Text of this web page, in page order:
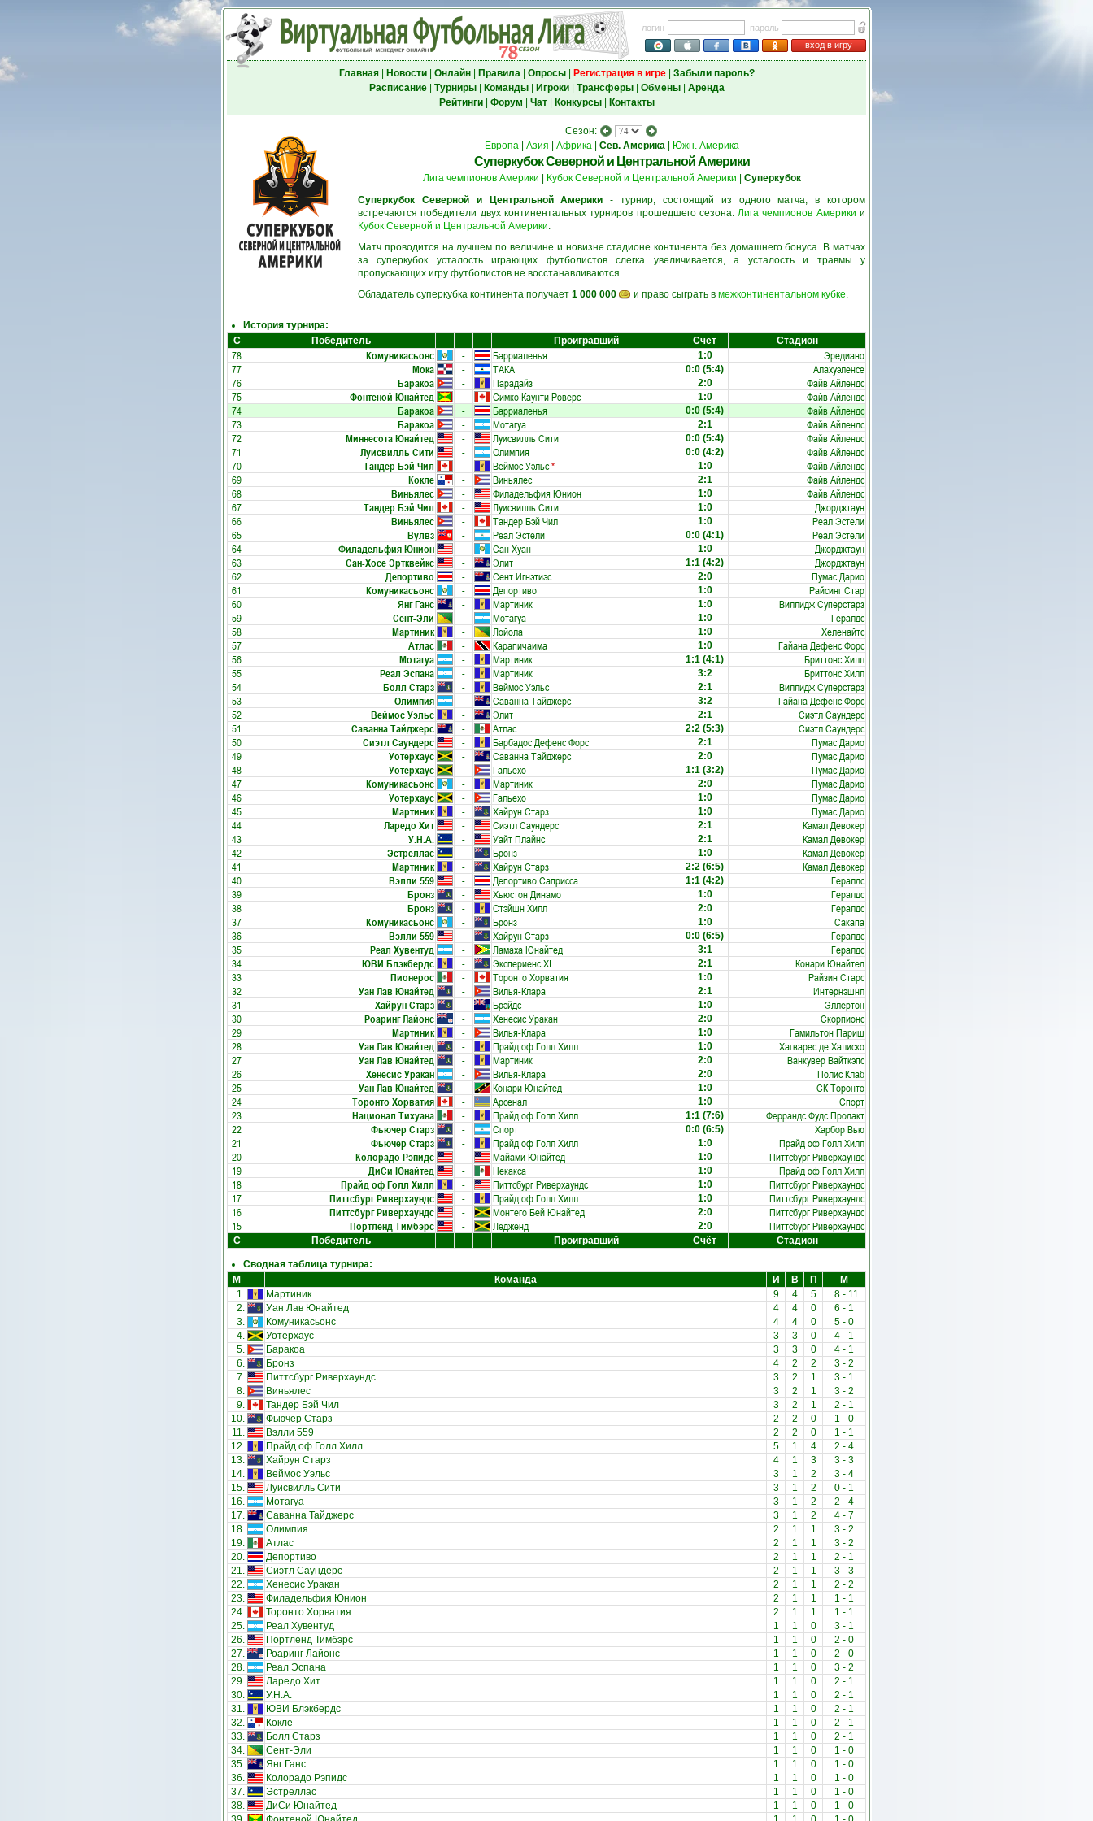
логин
пароль
вход в игру
Главная| Новости| Онлайн| Правила| Опросы| Регистрация в игре| Забыли пароль?
Расписание| Турниры| Команды| Игроки| Трансферы| Обмены| Аренда
Рейтинги| Форум Чат| Конкурсы| Контакты
Сезон:
Европа| Азия Африка| Сев. Америка| Южн. Америка
Суперкубок Северной и Центральной Америки
Лига чемпионов Америки Кубок Северной и Центральной Америки
Суперкубок
Суперкубок Северной и Центральной Америки - турнир, состоящий из одного матча, в котором
встречаются победители двух континентальных турниров прошедшего сезона:Лига чемпионов Америки и
Кубок Северной и Центральной Америки.
Матч проводится на лучшем по величине и новизне стадионе континента без домашнего бонуса. В матчах
за суперкубок усталость играющих футболистов слегка увеличивается, а усталость и травмы у
пропускающих игру футболистов не восстанавливаются.
Обладатель суперкубка континента получает 1 000 000 и право сыграть в межконтинентальном кубке.
История турнира:
С
Победитель Проигравший Счёт Стадион
78 Комуникасьонс - Барриаленья 1:0
Эредиано
77
Мока - ТАКА 0:0 (5:4)
Алахуэленсе
76
Баракоа - Парадайз 2:0
Файв Айлендс
75
Фонтеной Юнайтед - Симко Каунти Роверс 1:0
Файв Айлендс
74
Баракоа - Барриаленья 0:0 (5:4)
Файв Айлендс
73
Баракоа - Мотагуа 2:1
Файв Айлендс
72
Миннесота Юнайтед - Луисвилль Сити 0:0 (5:4)
Файв Айлендс
71
Луисвилль Сити - Олимпия 0:0 (4:2)
Файв Айлендс
70
Тандер Бэй Чил - Веймос Уэльс* 1:0
Файв Айлендс
69
Кокле - Виньялес 2:1
Файв Айлендс
68
Виньялес - Филадельфия Юнион 1:0
Файв Айлендс
67
Тандер Бэй Чил - Луисвилль Сити 1:0
Джорджтаун
66
Виньялес - Тандер Бэй Чил 1:0
Реал Эстели
65
Вулвз - Реал Эстели 0:0 (4:1)
Реал Эстели
64
Филадельфия Юнион - Сан Хуан 1:0
Джорджтаун
63
Сан-Хосе Эртквейкс - Элит 1:1 (4:2)
Джорджтаун
62
Депортиво - Сент Игнэтиэс 2:0
Пумас Дарио
61
Комуникасьонс - Депортиво 1:0
Райсинг Стар
60
Янг Ганс - Мартиник 1:0
Виллидж Суперстарз
59
Сент-Эли - Мотагуа 1:0
Гералдс
58
Мартиник - Лойола 1:0
Хеленайтс
57
Атлас - Карапичаима 1:0
Гайана Дефенс Форс
56
Мотагуа - Мартиник 1:1 (4:1)
Бриттонс Хилл
55
Реал Эспана - Мартиник 3:2
Бриттонс Хилл
54
Болл Старз - Веймос Уэльс 2:1
Виллидж Суперстарз
53
Олимпия - Саванна Тайджерс 3:2
Гайана Дефенс Форс
52
Веймос Уэльс - Элит 2:1
Сиэтл Саундерс
51
Саванна Тайджерс - Атлас 2:2 (5:3)
Сиэтл Саундерс
50
Сиэтл Саундерс - Барбадос Дефенс Форс 2:1
Пумас Дарио
49
Уотерхаус - Саванна Тайджерс 2:0
Пумас Дарио
48
Уотерхаус - Гальехо 1:1 (3:2)
Пумас Дарио
47
Комуникасьонс - Мартиник 2:0
Пумас Дарио
46
Уотерхаус - Гальехо 1:0
Пумас Дарио
45
Мартиник - Хайрун Старз 1:0
Пумас Дарио
44
Ларедо Хит - Сиэтл Саундерс 2:1
Камал Девокер
43
У.Н.А. - Уайт Плайнс 2:1
Камал Девокер
42
Эстреллас - Бронз 1:0
Камал Девокер
41
Мартиник - Хайрун Старз 2:2 (6:5)
Камал Девокер
40
Вэлли 559 - Депортиво Саприсса 1:1 (4:2)
Гералдс
39
Бронз - Хьюстон Динамо 1:0
Гералдс
38
Бронз - Стэйшн Хилл 2:0
Гералдс
37
Комуникасьонс - Бронз 1:0
Сакапа
36
Вэлли 559 - Хайрун Старз 0:0 (6:5)
Гералдс
35
Реал Хувентуд - Ламаха Юнайтед 3:1
Гералдс
34
ЮВИ Блэкбердс - Экспериенс XI 2:1
Конари Юнайтед
33
Пионерос - Торонто Хорватия 1:0
Райзин Старс
32
Уан Лав Юнайтед - Вилья-Клара 2:1
Интернэшнл
31
Хайрун Старз - Брэйдс 1:0
Эллертон
30
Роаринг Лайонс - Хенесис Уракан 2:0
Скорпионс
29
Мартиник - Вилья-Клара 1:0
Гамильтон Париш
28
Уан Лав Юнайтед - Прайд оф Голл Хилл 1:0
Хагварес де Халиско
27
Уан Лав Юнайтед - Мартиник 2:0
Ванкувер Вайткэпс
26
Хенесис Уракан - Вилья-Клара 2:0
Полис Клаб
25
Уан Лав Юнайтед - Конари Юнайтед 1:0
СК Торонто
24
Торонто Хорватия - Арсенал 1:0
Спорт
23
Национал Тихуана - Прайд оф Голл Хилл 1:1 (7:6)
Феррандс Фудс Продакт
22
Фьючер Старз - Спорт 0:0 (6:5)
Харбор Вью
21
Фьючер Старз - Прайд оф Голл Хилл 1:0
Прайд оф Голл Хилл
20
Колорадо Рэпидс - Майами Юнайтед 1:0
Питтсбург Риверхаундс
19
ДиСи Юнайтед - Некакса 1:0
Прайд оф Голл Хилл
18
Прайд оф Голл Хилл - Питтсбург Риверхаундс 1:0
Питтсбург Риверхаундс
17
Питтсбург Риверхаундс - Прайд оф Голл Хилл 1:0
Питтсбург Риверхаундс
16
Питтсбург Риверхаундс - Монтего Бей Юнайтед 2:0
Питтсбург Риверхаундс
15
Портленд Тимбэрс - Ледженд 2:0 Питтсбург Риверхаундс
С Победитель Проигравший Счёт Стадион
Сводная таблица турнира:
М
Команда И В П
М
1.
Мартиник 9 4 5 8 - 11
2.
Уан Лав Юнайтед 4 4 0 6 - 1
3.
Комуникасьонс 4 4 0 5 - 0
4.
Уотерхаус 3 3 0 4 - 1
5.
Баракоа 3 3 0 4 - 1
6.
Бронз 4 2 2 3 - 2
7.
Питтсбург Риверхаундс 3 2 1 3 - 1
8.
Виньялес 3 2 1 3 - 2
9.
Тандер Бэй Чил 3 2 1 2 - 1
10.
Фьючер Старз 2 2 0 1 - 0
11.
Вэлли 559 2 2 0 1 - 1
12.
Прайд оф Голл Хилл 5 1 4 2 - 4
13.
Хайрун Старз 4 1 3 3 - 3
14.
Веймос Уэльс 3 1 2 3 - 4
15.
Луисвилль Сити 3 1 2 0 - 1
16.
Мотагуа 3 1 2 2 - 4
17.
Саванна Тайджерс 3 1 2 4 - 7
18.
Олимпия 2 1 1 3 - 2
19.
Атлас 2 1 1 3 - 2
20.
Депортиво 2 1 1 2 - 1
21.
Сиэтл Саундерс 2 1 1 3 - 3
22.
Хенесис Уракан 2 1 1 2 - 2
23.
Филадельфия Юнион 2 1 1 1 - 1
24.
Торонто Хорватия 2 1 1 1 - 1
25.
Реал Хувентуд 1 1 0 3 - 1
26.
Портленд Тимбэрс 1 1 0 2 - 0
27.
Роаринг Лайонс 1 1 0 2 - 0
28.
Реал Эспана 1 1 0 3 - 2
29.
Ларедо Хит 1 1 0 2 - 1
30.
У.Н.А. 1 1 0 2 - 1
31.
ЮВИ Блэкбердс 1 1 0 2 - 1
32.
Кокле 1 1 0 2 - 1
33.
Болл Старз 1 1 0 2 - 1
34.
Сент-Эли 1 1 0 1 - 0
35.
Янг Ганс 1 1 0 1 - 0
36.
Колорадо Рэпидс 1 1 0 1 - 0
37.
Эстреллас 1 1 0 1 - 0
38.
ДиСи Юнайтед 1 1 0 1 - 0